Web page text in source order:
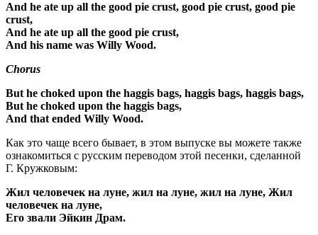
And he ate up all the good pie crust, good pie crust, good pie
crust,
And he ate up all the good pie crust,
And his name was Willy Wood.
Chorus
But he choked upon the haggis bags, haggis bags, haggis bags,
But he choked upon the haggis bags,
And that ended Willy Wood.
Как это чаще всего бывает, в этом выпуске вы можете также
ознакомиться с русским переводом этой песенки, сделанной
Г. Кружковым:
Жил человечек на луне, жил на луне, жил на луне, Жил
человечек на луне,
Его звали Эйкин Драм.